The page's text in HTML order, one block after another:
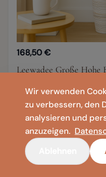
Wir verwenden
zu verbessern, den
analysieren und
anzuzeigen.
168,50 €
Leewadee Große Hohe
Pampasgras &
105 cm 85 cm 65 cm